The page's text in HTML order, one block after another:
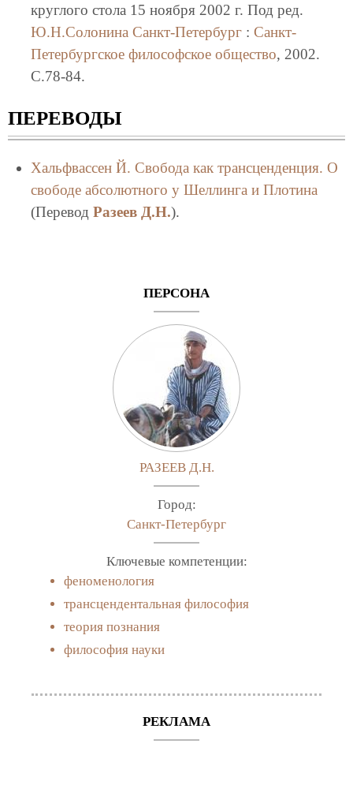
круглого стола 15 ноября 2002 г. Под ред.
Ю.Н.Солонина Санкт-Петербург: Санкт-
Петербургское философское общество, 2002.
C.78-84.
ПЕРЕВОДЫ
Хальфвассен Й. Свобода как трансценденция. О
свободе абсолютного у Шеллинга и Плотина
(Перевод Разеев Д.Н.).
ПЕРСОНА
РАЗЕЕВ Д.Н.
Город:
Санкт-Петербург
Ключевые компетенции:
феноменология
трансцендентальная философия
теория познания
философия науки
РЕКЛАМА